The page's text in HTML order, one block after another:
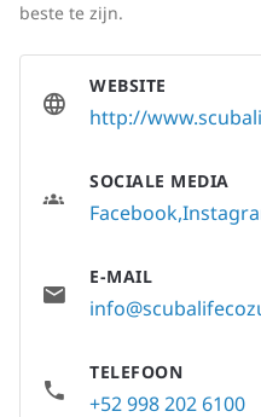
beste te zijn.
WEBSITE
http://
SOCIALE MEDIA
Facebook
E-MAIL
TELEFOON
+52 998 202 6100